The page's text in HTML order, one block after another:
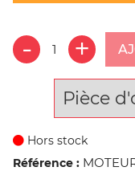
Pièce
Hors stock
Référence :